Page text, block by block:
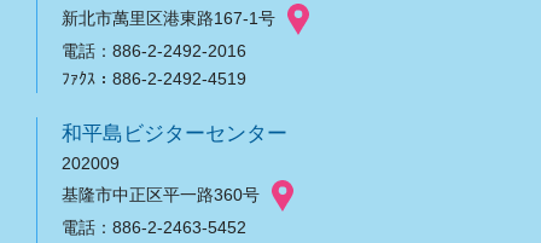
新北市萬里区港東路167-1号
電話：886-2-2492-2016
ﾌｧｸｽ：886-2-2492-4519
和平島ビジターセンター
202009
基隆市中正区平一路360号
電話：886-2-2463-5452